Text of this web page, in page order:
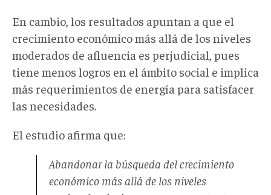
En cambio, los resultados apuntan a que el
crecimiento económico más allá de los niveles
moderados de afluencia es perjudicial, pues
tiene menos logros en el ámbito social e implica
más requerimientos de energía para satisfacer
las necesidades.
El estudio afirma que:
Abandonar la búsqueda del crecimiento
económico más allá de los niveles